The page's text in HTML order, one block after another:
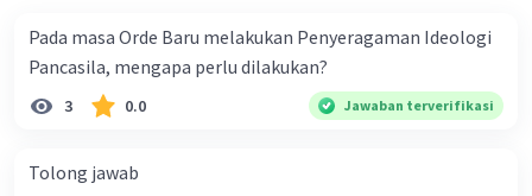
Pada masa Orde Baru melakukan Penyeragaman Ideologi
Pancasila, mengapa perlu dilakukan?
3 0.0 Jawaban terverifikasi
Tolong jawab